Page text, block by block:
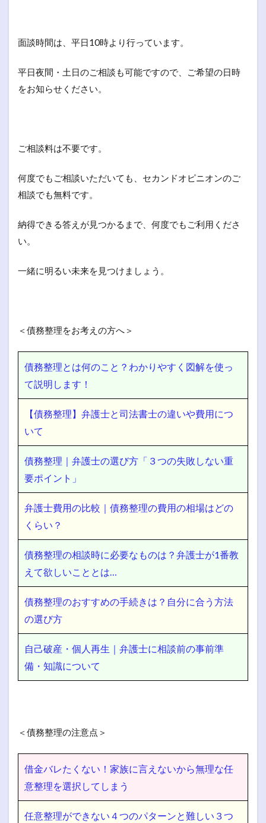
面談時間は、平日10時より行っています。
平日夜間・土日のご相談も可能ですので、ご希望の日時
をお知らせください。
ご相談料は不要です。
何度でもご相談いただいても、セカンドオピニオンのご
相談でも無料です。
納得できる答えが見つかるまで、何度でもご利用くださ
い。
一緒に明るい未来を見つけましょう。
＜債務整理をお考えの方へ＞
債務整理とは何のこと？わかりやすく図解を使っ
て説明します！
【債務整理】弁護士と司法書士の違いや費用につ
いて
債務整理｜弁護士の選び方「３つの失敗しない重
要ポイント」
弁護士費用の比較｜債務整理の費用の相場はどの
くらい？
債務整理の相談時に必要なものは？弁護士が1番教
えて欲しいこととは…
債務整理のおすすめの手続きは？自分に合う方法
の選び方
自己破産・個人再生｜弁護士に相談前の事前準
備・知識について
＜債務整理の注意点＞
借金バレたくない！家族に言えないから無理な任
意整理を選択してしまう
任意整理ができない４つのパターンと難しい３つ